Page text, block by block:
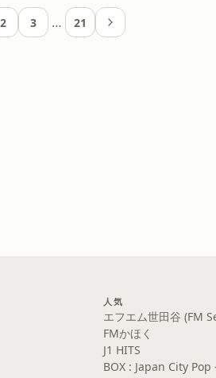
2 3 … 21
人気
エフエム世田谷 (FM
FMかほく
J1 HITS
BOX : Japan City Pop